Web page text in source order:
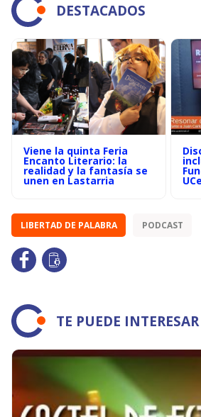
DESTACADOS
Viene la quinta Feria
Encanto Literario: la
realidad y la fantasía se
unen en Lastarria
LIBERTAD DE PALABRA PODCAST
TE PUEDE INTERESAR